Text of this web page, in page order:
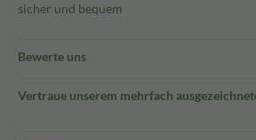
sicher und bequem
Bewerte uns
Vertraue unserem mehrfach